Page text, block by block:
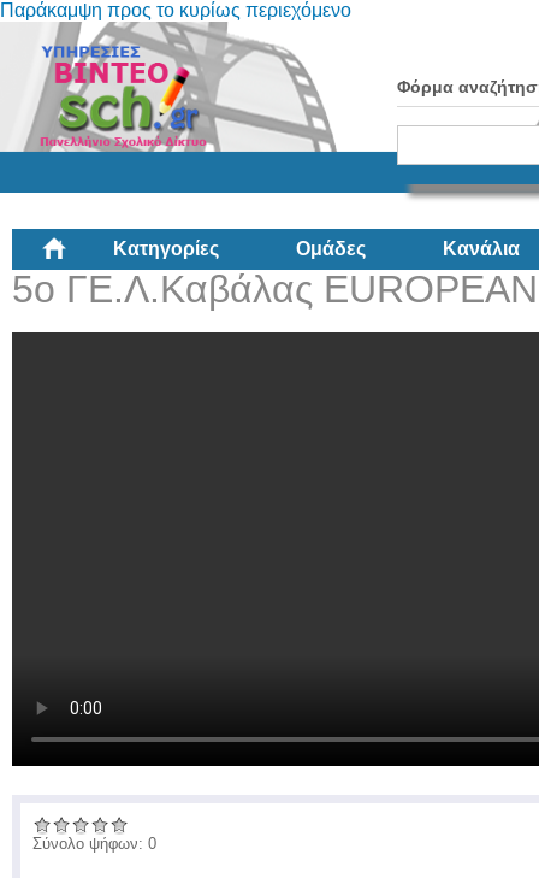
Παράκαμψη προς το κυρίως περιεχόμενο
Φόρμα
Κατηγορίες Ομάδες Κανάλια
5ο ΓΕ.Λ.Καβάλας
Σύνολο ψήφων: 0